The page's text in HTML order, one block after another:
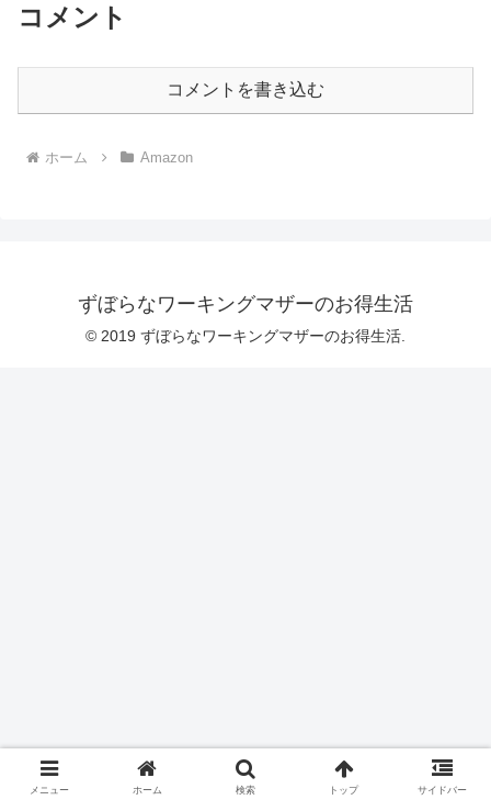
コメント
コメントを書き込む
ホーム Amazon
ずぼらなワーキングマザーのお得生活
© 2019 ずぼらなワーキングマザーのお得生活.
メニュー ホーム 検索 トップ サイドバー